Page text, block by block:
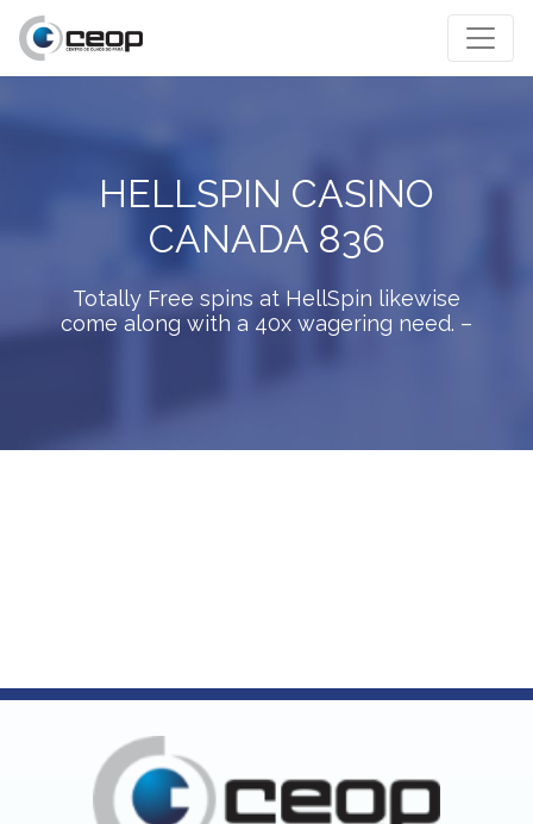
HELLSPIN CASINO
CANADA 836
Totally Free spins at HellSpin likewise
come along with a 40x wagering need. –